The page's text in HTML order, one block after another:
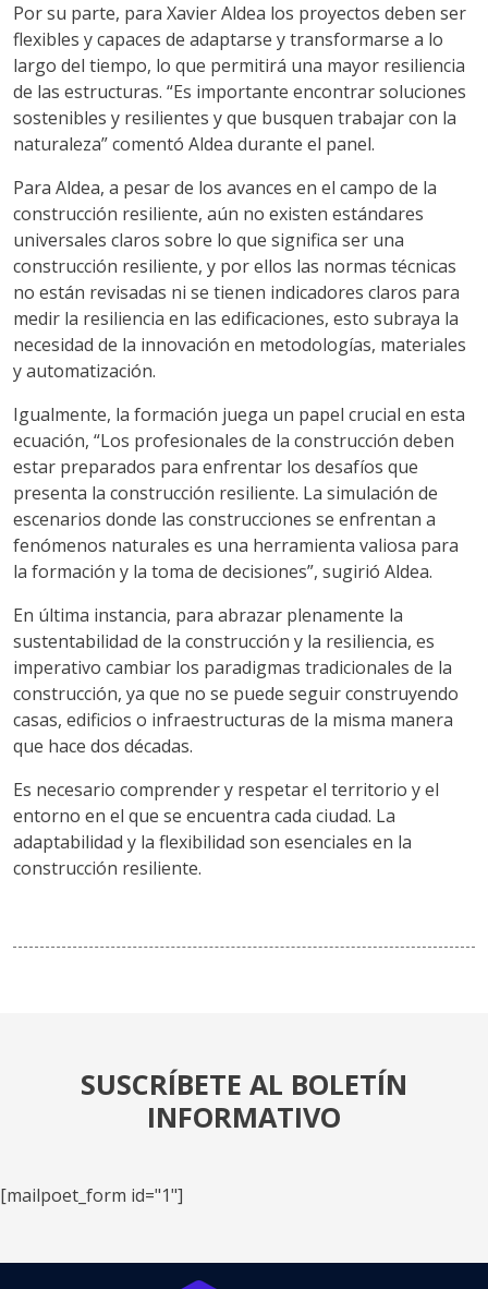
Por su parte, para Xavier Aldea los proyectos deben ser
flexibles y capaces de adaptarse y transformarse a lo
largo del tiempo, lo que permitirá una mayor resiliencia
de las estructuras. “Es importante encontrar soluciones
sostenibles y resilientes y que busquen trabajar con la
naturaleza” comentó Aldea durante el panel.
Para Aldea, a pesar de los avances en el campo de la
construcción resiliente, aún no existen estándares
universales claros sobre lo que significa ser una
construcción resiliente, y por ellos las normas técnicas
no están revisadas ni se tienen indicadores claros para
medir la resiliencia en las edificaciones, esto subraya la
necesidad de la innovación en metodologías, materiales
y automatización.
Igualmente, la formación juega un papel crucial en esta
ecuación, “Los profesionales de la construcción deben
estar preparados para enfrentar los desafíos que
presenta la construcción resiliente. La simulación de
escenarios donde las construcciones se enfrentan a
fenómenos naturales es una herramienta valiosa para
la formación y la toma de decisiones”, sugirió Aldea.
En última instancia, para abrazar plenamente la
sustentabilidad de la construcción y la resiliencia, es
imperativo cambiar los paradigmas tradicionales de la
construcción, ya que no se puede seguir construyendo
casas, edificios o infraestructuras de la misma manera
que hace dos décadas.
Es necesario comprender y respetar el territorio y el
entorno en el que se encuentra cada ciudad. La
adaptabilidad y la flexibilidad son esenciales en la
construcción resiliente.
SUSCRÍBETE AL BOLETÍN
INFORMATIVO
[mailpoet_form id="1"]